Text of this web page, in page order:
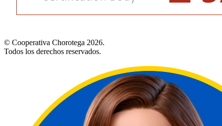
© Cooperativa Chorotega 2026.
Todos los derechos reservados.